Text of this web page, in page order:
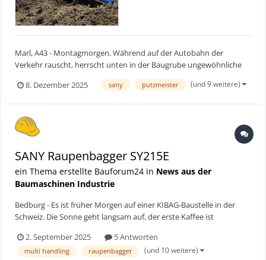
Marl, A43 - Montagmorgen. Während auf der Autobahn der
Verkehr rauscht, herrscht unten in der Baugrube ungewöhnliche
Ruhe. Keine Abgase, kein Dröhnen, kein typischer Dieselgeruch.
Stattdessen ein leises Surren. H&W Tiefbau aus Marl arbeitet hier
8. Dezember 2025 sany putzmeister (und 9 weitere)
SANY Raupenbagger SY215E
ein Thema erstellte Bauforum24 in News aus der
Baumaschinen Industrie
Bedburg - Es ist früher Morgen auf einer KIBAG-Baustelle in der
Schweiz. Die Sonne geht langsam auf, der erste Kaffee ist
Kein Dröhnen, kein Vibrieren, kein typisches Rattern eines
Dieselmotors. Stattdessen: fast gespenstische Ruhe. Und...
2. September 2025 5 Antworten
multi handling raupenbagger (und 10 weitere)